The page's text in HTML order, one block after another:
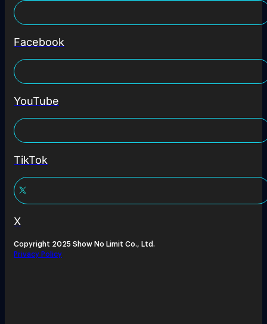
Facebook
YouTube
TikTok
X
Copyright 2025 Show No Limit Co., Ltd.
Privacy Policy